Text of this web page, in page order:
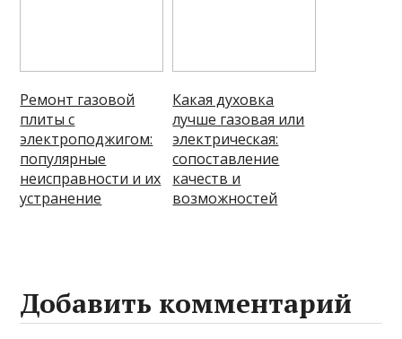
Ремонт газовой
плиты с
электроподжигом:
популярные
неисправности и их
устранение
Какая духовка
лучше газовая или
электрическая:
сопоставление
качеств и
возможностей
Добавить комментарий